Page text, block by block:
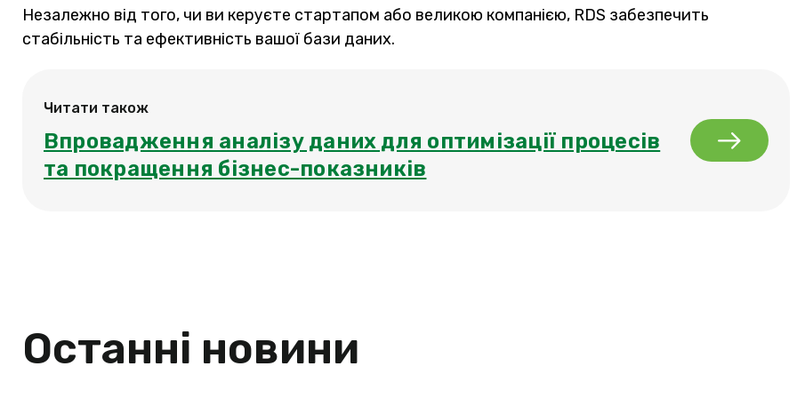
Незалежно від того, чи ви керуєте стартапом або великою компанією, RDS забезпечить
стабільність та ефективність вашої бази даних.
Читати також
Впровадження аналізу даних для оптимізації процесів
та покращення бізнес-показників
Останні новини